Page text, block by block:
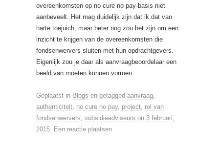
overeenkomsten op no cure no pay-basis niet
aanbeveelt. Het mag duidelijk zijn dat ik dat van
harte toejuich, maar beter nog zou het zijn om een
inzicht te krijgen van de overeenkomsten die
fondsenwervers sluiten met hun opdrachtgevers.
Eigenlijk zou je daar als aanvraagbeoordelaar een
beeld van moeten kunnen vormen.
Geplaatst in Blogs en getagged aanvraag,
authenticiteit, no cure no pay, project, rol van
fondsenwervers, subsidieadviseurs on 3 februari,
2015. Een reactie plaatsen